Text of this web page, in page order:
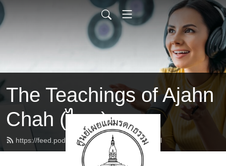
The Teachings of Ajahn
Chah (ไทย)
https://feed.podbean.com/ajahnchah/feed.xml